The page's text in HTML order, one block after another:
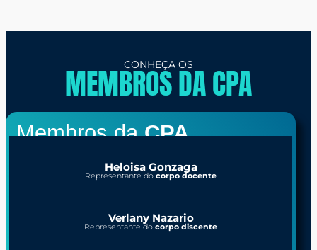
CONHEÇA OS
MEMBROS DA CPA
Membros daCPA
Heloisa Gonzaga
Representante docorpo docente
Verlany Nazario
Representante docorpo discente